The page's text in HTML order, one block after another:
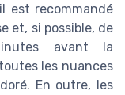
est recommandé
et, si possible, de
avant la
les nuances
En outre, les